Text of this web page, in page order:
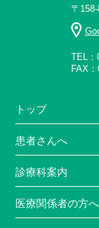
〒
TEL
FAX
トップ
患者さんへ
診療科案内
医療関係者の方へ